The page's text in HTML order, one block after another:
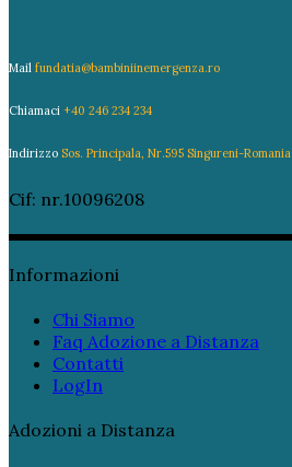
Mail fundatia@bambiniinemergenza.ro
Chiamaci +40 246 234 234
Indirizzo Sos. Principala, Nr.595 Singureni-Romania
Cif: nr.10096208
Informazioni
Chi Siamo
Faq Adozione a Distanza
Contatti
LogIn
Adozioni a Distanza